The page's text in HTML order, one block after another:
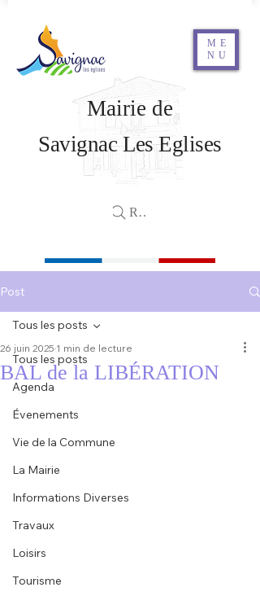
ME
NU
Savignac Les Eglises
Mairie de
Rechercher
Post
Tous les posts
Agenda
Évenements
Vie de la Commune
La Mairie
Informations Diverses
Travaux
Loisirs
Tourisme
Tous les posts
BAL de la LIBÉRATION
26 juin 2025 1 min de lecture